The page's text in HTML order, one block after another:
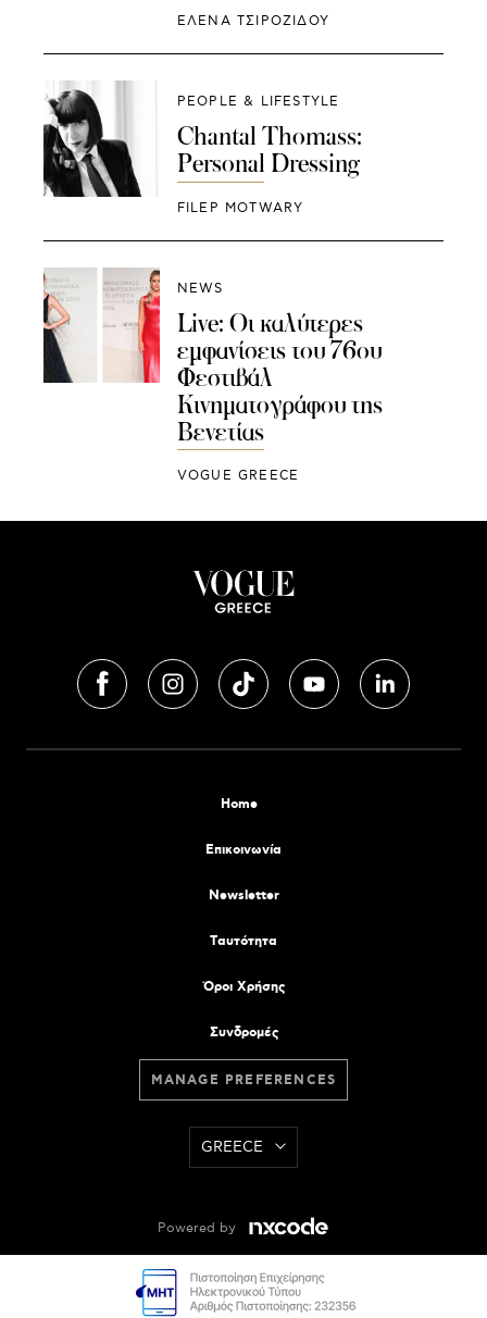
ΈΛΕΝΑ ΤΣΙΡΟΖΊΔΟΥ
PEOPLE & LIFESTYLE
Chantal Thomass:
Personal Dressing
FILEP MOTWARY
NEWS
Live: Oι καλύτερες
εμφανίσεις του 76oυ
Φεστιβάλ
Κινηματογράφου της
Βενετίας
VOGUE GREECE
Home
Επικοινωνία
Newsletter
Tαυτότητα
Όροι Χρήσης
Συνδρομές
MANAGE PREFERENCES
GREECE
Powered by